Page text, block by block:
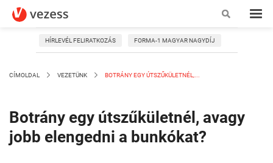
HÍRLEVÉL FELIRATKOZÁS FORMA-1 MAGYAR NAGYDÍJ
CÍMOLDAL VEZETÜNK BOTRÁNY EGY ÚTSZŰKÜLETNÉL,...
Botrány egy útszűkületnél, avagy
jobb elengedni a bunkókat?